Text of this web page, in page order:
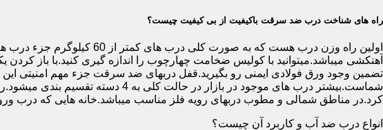
راه های شناخت درب ضد سرقت باکیفیت از بی کیفیت چیست؟
آهنکشی میباشد.میتوانید با کولیس ضخامت چهارچوب را اندازه گیری کنید.با باز
تضمین وجود ورق فولادی ایمنی رو بگیرید.قفل دربهای ضد سرقت جزء مهم امنیتی
شماست.بیشتر درب های موجود در
کرد.در مناطق شمالی و مطوب دربهای رویه فلز مناسب میباشد.خانه هایی که درب
انواع درب ضد آب و کاربرد آن چیست؟